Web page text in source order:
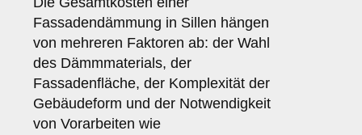
Fassadendämmung in Sillen hängen
von mehreren Faktoren ab: der Wahl
des Dämmmaterials, der
Fassadenfläche, der Komplexität der
Gebäudeform und der Notwendigkeit
von Vorarbeiten wie